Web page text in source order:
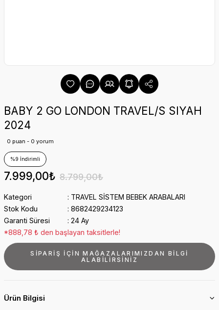
BABY 2 GO LONDON TRAVEL/S SIYAH
2024
0 puan - 0 yorum
%9 İndirimli
7.999,00₺ 8.799,00₺
Kategori
TRAVEL SİSTEM BEBEK ARABALARI
Stok Kodu
8682429234123
Garanti Süresi
24 Ay
*888,78 ₺ den başlayan taksitlerle!
SİPARİŞ İÇİN MAĞAZALARIMIZDAN BİLGİ
ALABİLİRSİNİZ
Ürün Bilgisi